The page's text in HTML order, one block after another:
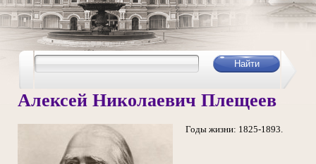
Алексей Николаевич Плещеев
Годы жизни: 1825-1893.